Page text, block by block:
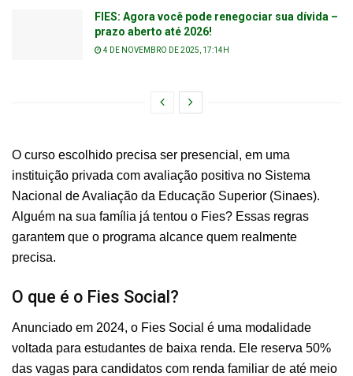
FIES: Agora você pode renegociar sua dívida –
prazo aberto até 2026!
4 DE NOVEMBRO DE 2025, 17:14H
O curso escolhido precisa ser presencial, em uma
instituição privada com avaliação positiva no Sistema
Nacional de Avaliação da Educação Superior (Sinaes).
Alguém na sua família já tentou o Fies? Essas regras
garantem que o programa alcance quem realmente
precisa.
O que é o Fies Social?
Anunciado em 2024, o Fies Social é uma modalidade
voltada para estudantes de baixa renda. Ele reserva 50%
das vagas para candidatos com renda familiar de até meio